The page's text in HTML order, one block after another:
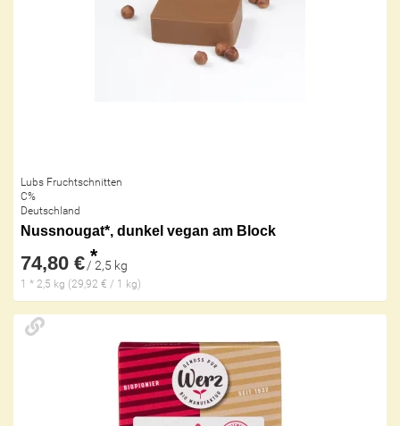
Lubs Fruchtschnitten
C%
Deutschland
Nussnougat*, dunkel vegan am Block
74,80 € *
/ 2,5 kg
1 * 2,5 kg (29,92 € / 1 kg)